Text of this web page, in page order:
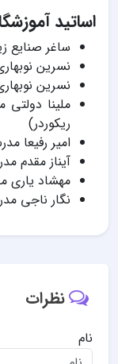
اساتید
ساغر صنایع
نسرین
نسرین
ملینا
ریکوردر)
امیر رفیعا
آیناز مقدم
مهشاد یاری
نگار ناجی
نظرات
نام